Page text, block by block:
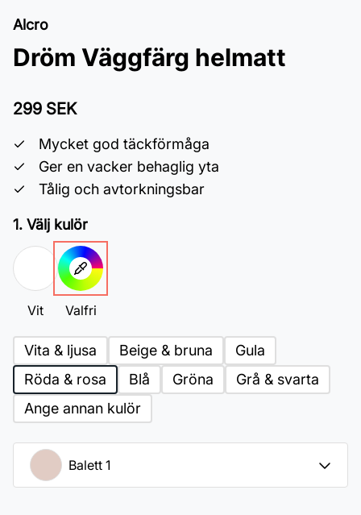
Alcro
Dröm Väggfärg helmatt
299 SEK
Mycket god täckförmåga
Ger en vacker behaglig yta
Tålig och avtorkningsbar
1. Välj kulör
Vit Valfri
Vita & ljusa Beige & bruna
Gula
Röda & rosa
Blå Gröna
Grå & svarta
Ange annan kulör